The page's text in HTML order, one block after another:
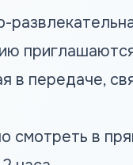
в передаче,
смотреть в